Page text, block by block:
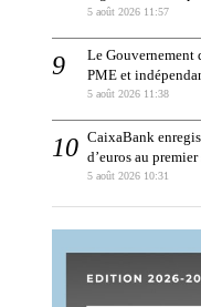
5 août 2026 11:57
Le Gouvernement
PME et
5 août 2026 11:38
CaixaBank
d’euros au
5 août 2026 10:31